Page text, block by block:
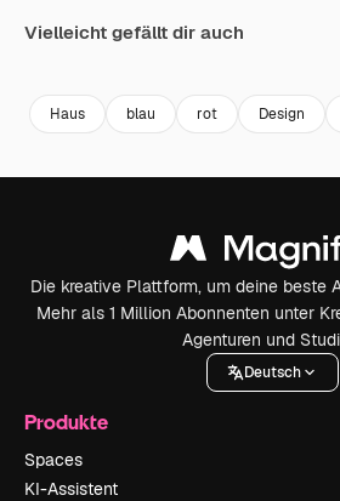
Vielleicht gefällt dir auch
Haus blau rot Design
Die kreative Plattform, um deine beste
Mehr als 1 Million Abonnenten unter
Agenturen und
Deutsch
Produkte
Spaces
KI-Assistent